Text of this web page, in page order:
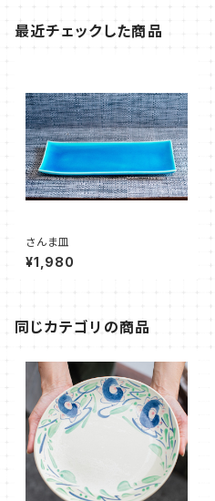
最近チェックした商品
さんま皿
¥1,980
同じカテゴリの商品